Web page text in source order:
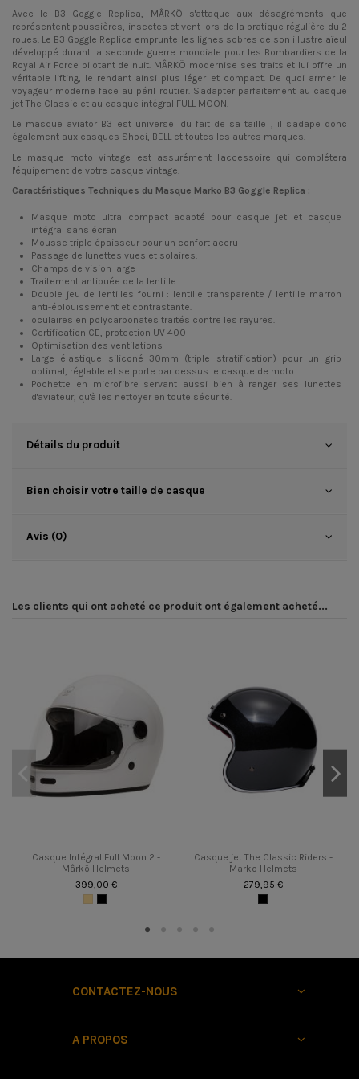
Avec le B3 Goggle Replica, MÂRKÖ s'attaque aux désagréments que
représentent poussières, insectes et vent lors de la pratique régulière du 2
roues. Le B3 Goggle Replica emprunte les lignes sobres de son illustre aïeul
développé durant la seconde guerre mondiale pour les Bombardiers de la
Royal Air Force pilotant de nuit. MÂRKÖ modernise ses traits et lui offre un
véritable lifting, le rendant ainsi plus léger et compact. De quoi armer le
voyageur moderne face au péril routier. S'adapter parfaitement au casque
jet The Classic et au casque intégral FULL MOON.
Le masque aviator B3 est universel du fait de sa taille , il s'adape donc
également aux casques Shoei, BELL et toutes les autres marques.
Le masque moto vintage est assurément l'accessoire qui complétera
l'équipement de votre casque vintage.
Caractéristiques Techniques du Masque Marko B3 Goggle Replica :
Masque moto ultra compact adapté pour casque jet et casque
intégral sans écran
Mousse triple épaisseur pour un confort accru
Passage de lunettes vues et solaires.
Champs de vision large
Traitement antibuée de la lentille
Double jeu de lentilles fourni : lentille transparente / lentille marron
anti-éblouissement et contrastante.
oculaires en polycarbonates traités contre les rayures.
Certification CE, protection UV 400
Optimisation des ventilations
Large élastique siliconé 30mm (triple stratification) pour un grip
optimal, réglable et se porte par dessus le casque de moto.
Pochette en microfibre servant aussi bien à ranger ses lunettes
d'aviateur, qu'à les nettoyer en toute sécurité.
Détails du produit
Bien choisir votre taille de casque
Avis (0)
Les clients qui ont acheté ce produit ont également acheté...
Casque Intégral Full Moon 2 -
Mârkö Helmets
399,00 €
Casque jet The Classic Riders -
Marko Helmets
279,95 €
CONTACTEZ-NOUS
A PROPOS